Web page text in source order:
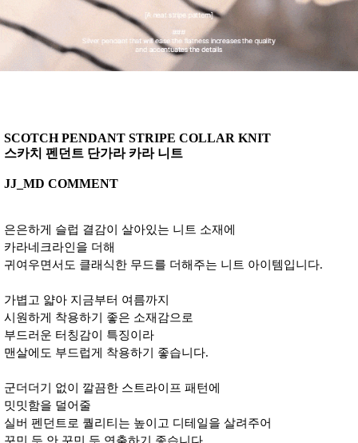
SCOTCH PENDANT STRIPE COLLAR KNIT
스카치 펜던트 단가라 카라 니트
JJ_MD COMMENT
은은하게 슬럽 결감이 살아있는 니트 소재에
카라네크라인을 더해
귀여우면서도 클래식한 무드를 더해주는 니트 아이템입니다.
가볍고 얇아 지금부터 여름까지
시원하게 착용하기 좋은 소재감으로
부드러운 터칭감이 특징이라
맨살에도 부드럽게 착용하기 좋습니다.
군더더기 없이 깔끔한 스트라이프 패턴에
밋밋함을 덜어줄
실버 펜던트로 퀄리티는 높이고 디테일을 살려주어